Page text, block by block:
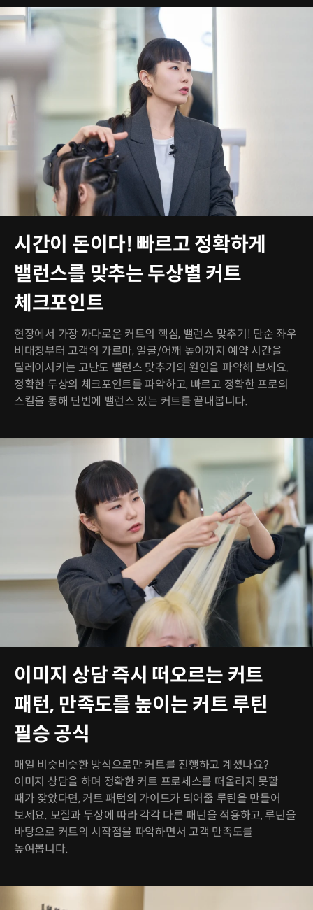
시간이 돈이다! 빠르고 정확하게
밸런스를 맞추는 두상별 커트
체크포인트
현장에서 가장 까다로운 커트의 핵심, 밸런스 맞추기! 단순 좌우
비대칭부터 고객의 가르마, 얼굴/어깨 높이까지 예약 시간을
딜레이시키는 고난도 밸런스 맞추기의 원인을 파악해 보세요.
정확한 두상의 체크포인트를 파악하고, 빠르고 정확한 프로의
스킬을 통해 단번에 밸런스 있는 커트를 끝내봅니다.
이미지 상담 즉시 떠오르는 커트
패턴, 만족도를 높이는 커트 루틴
필승 공식
매일 비슷비슷한 방식으로만 커트를 진행하고 계셨나요?
이미지 상담을 하며 정확한 커트 프로세스를 떠올리지 못할
때가 잦았다면, 커트 패턴의 가이드가 되어줄 루틴을 만들어
보세요. 모질과 두상에 따라 각각 다른 패턴을 적용하고, 루틴을
바탕으로 커트의 시작점을 파악하면서 고객 만족도를
높여봅니다.